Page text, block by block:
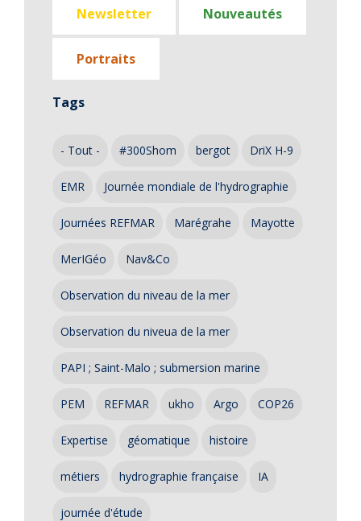
Newsletter Nouveautés
Portraits
Tags
- Tout - #300Shom bergot DriX H-9
EMR Journée mondiale de l'hydrographie
Journées REFMAR Marégrahe Mayotte
MerIGéo Nav&Co
Observation du niveau de la mer
Observation du niveua de la mer
PAPI ; Saint-Malo ; submersion marine
PEM REFMAR ukho Argo COP26
Expertise géomatique histoire
métiers hydrographie française IA
journée d'étude